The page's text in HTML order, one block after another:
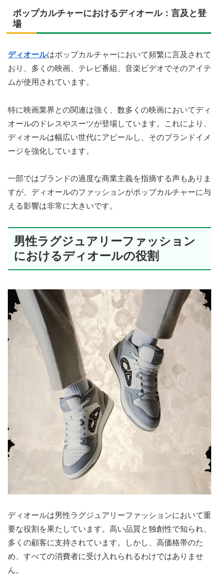
ポップカルチャーにおけるディオール：言及と登
場
ディオールはポップカルチャーにおいて頻繁に言及されて
おり、多くの映画、テレビ番組、音楽ビデオでそのアイテ
ムが使用されています。
特に映画業界との関連は強く、数多くの映画においてディ
オールのドレスやスーツが登場しています。これにより、
ディオールは幅広い世代にアピールし、そのブランドイメ
ージを強化しています。
一部ではブランドの過度な商業主義を指摘する声もありま
すが、ディオールのファッションがポップカルチャーに与
える影響は非常に大きいです。
男性ラグジュアリーファッション
におけるディオールの役割
ディオールは男性ラグジュアリーファッションにおいて重
要な役割を果たしています。高い品質と独創性で知られ、
多くの顧客に支持されています。しかし、高価格帯のた
め、すべての消費者に受け入れられるわけではありませ
ん。